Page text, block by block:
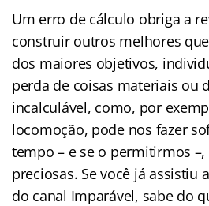
Um erro de cálculo obriga a
construir outros melhores
dos maiores objetivos,
perda de coisas materiais ou
incalculável, como, por
locomoção, pode nos fazer
tempo – e se o permitirmos
preciosas. Se você já assistiu
do canal Imparável, sabe do